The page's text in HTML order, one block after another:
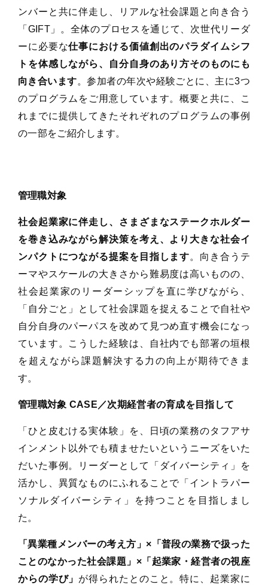
ンバーと共に伴走し、リアルな社会課題と向き合う
「GIFT」。全体のプロセスを通じて、次世代リーダ
ーに必要な仕事における価値創出のパラダイムシフ
トを体感しながら、自分自身のあり方そのものにも
向き合います。参加者の年次や経験ごとに、主に3つ
のプログラムをご用意しています。概要と共に、こ
れまでに提供してきたそれぞれのプログラムの事例
の一部をご紹介します。
管理職対象
社会起業家に伴走し、さまざまなステークホルダー
を巻き込みながら解決策を考え、より大きな社会イ
ンパクトにつながる提案を目指します。向き合うテ
ーマやスケールの大きさから難易度は高いものの、
社会起業家のリーダーシップを直に学びながら、
「自分ごと」として社会課題を捉えることで自社や
自分自身のパーパスを改めて見つめ直す機会になっ
ています。こうした経験は、自社内でも部署の垣根
を超えながら課題解決する力の向上が期待できま
す。
管理職対象 CASE／次期経営者の育成を目指して
「ひと皮むける実体験」を、日頃の業務のタフアサ
インメント以外でも積ませたいというニーズをいた
だいた事例。リーダーとして「ダイバーシティ」を
活かし、異質なものにふれることで「イントラパー
ソナルダイバーシティ」を持つことを目指しまし
た。
「異業種メンバーの考え方」×「普段の業務で扱った
ことのなかった社会課題」×「起業家・経営者の視座
からの学び」 が得られたとのこと。特に、起業家に